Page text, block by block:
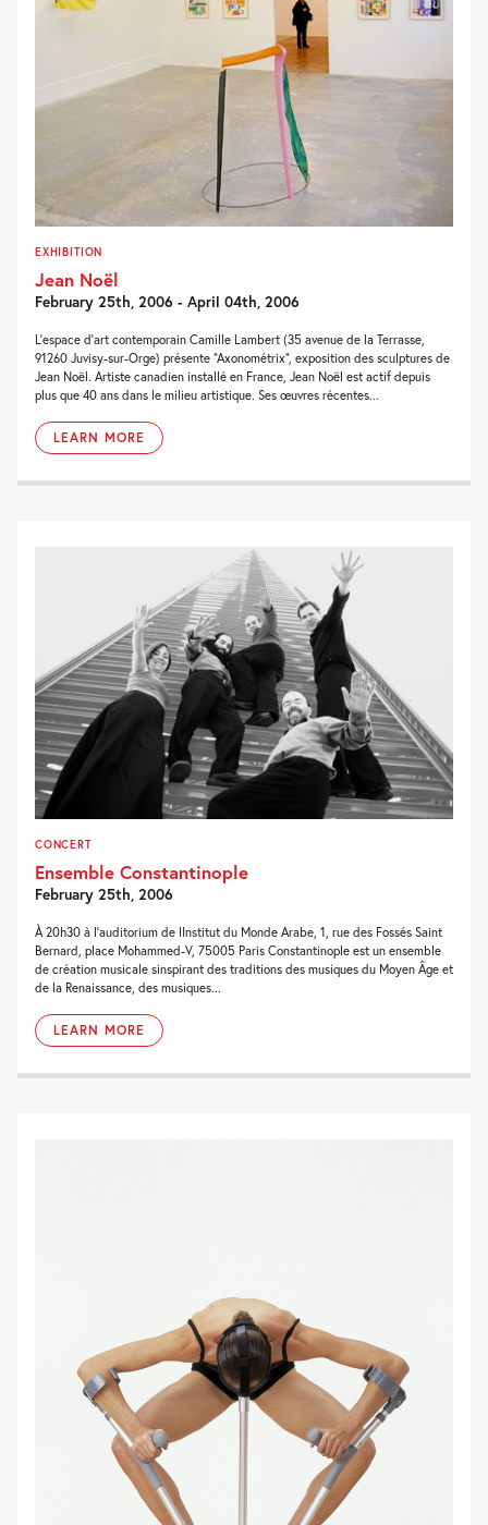
EXHIBITION
Jean Noël
February 25th, 2006 - April 04th, 2006
L’espace d’art contemporain Camille Lambert (35 avenue de la Terrasse,
91260 Juvisy-sur-Orge) présente “Axonométrix”, exposition des sculptures de
Jean Noël. Artiste canadien installé en France, Jean Noël est actif depuis
plus que 40 ans dans le milieu artistique. Ses œuvres récentes...
LEARN MORE
CONCERT
Ensemble Constantinople
February 25th, 2006
À 20h30 à l'auditorium de lInstitut du Monde Arabe, 1, rue des Fossés Saint
Bernard, place Mohammed-V, 75005 Paris Constantinople est un ensemble
de création musicale sinspirant des traditions des musiques du Moyen Âge et
de la Renaissance, des musiques...
LEARN MORE